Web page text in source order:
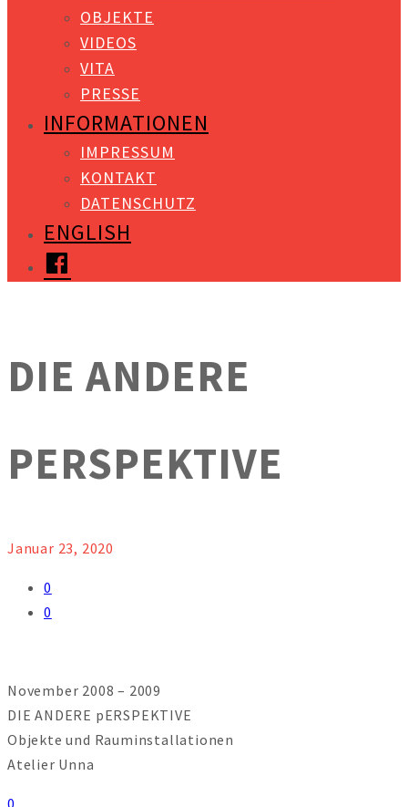
OBJEKTE
VIDEOS
VITA
PRESSE
INFORMATIONEN
IMPRESSUM
KONTAKT
DATENSCHUTZ
ENGLISH
DIE ANDERE
PERSPEKTIVE
Januar 23, 2020
0
0
November 2008 – 2009
DIE ANDERE pERSPEKTIVE
Objekte und Rauminstallationen
Atelier Unna